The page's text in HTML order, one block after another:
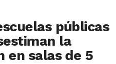
públicas
la
en salas de 5